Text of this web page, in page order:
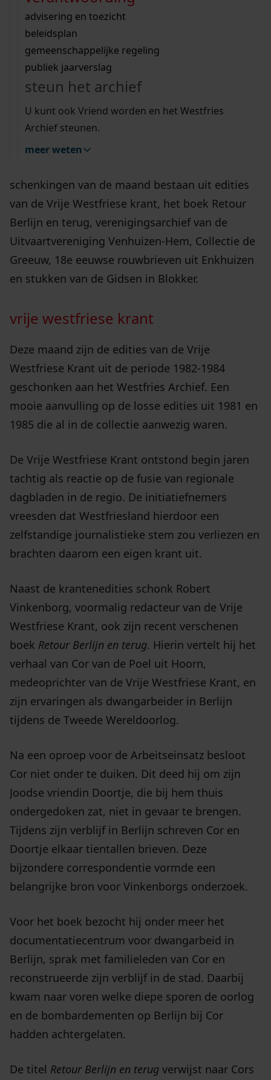
bouwvergunningen
omgevingsvergunningen
vergunningen
beeld en geluid
uitleg nodig?
Wij helpen u op weg met een aantal zoektips.
bekijk alle zoektips
Wij helpen u op weg met een aantal zoektips.
bekijk alle zoektips
bekijk ons geschiedenislokaal
advisering en toezicht
beleidsplan
gemeenschappelijke regeling
publiek jaarverslag
steun het archief
U kunt ook Vriend worden en het Westfries
Archief steunen.
meer weten
In de maand juni heeft het Westfries Archief
schenkingen van de maand bestaan uit edities
van de Vrije Westfriese krant, het boek Retour
Berlijn en terug, verenigingsarchief van de
Uitvaartvereniging Venhuizen-Hem, Collectie de
Greeuw, 18e eeuwse rouwbrieven uit Enkhuizen
en stukken van de Gidsen in Blokker.
vrije westfriese krant
Deze maand zijn de edities van de Vrije
Westfriese Krant uit de periode 1982-1984
geschonken aan het Westfries Archief. Een
mooie aanvulling op de losse edities uit 1981 en
1985 die al in de collectie aanwezig waren.
De Vrije Westfriese Krant ontstond begin jaren
tachtig als reactie op de fusie van regionale
dagbladen in de regio. De initiatiefnemers
vreesden dat Westfriesland hierdoor een
zelfstandige journalistieke stem zou verliezen en
brachten daarom een eigen krant uit.
Naast de krantenedities schonk Robert
Vinkenborg, voormalig redacteur van de Vrije
Westfriese Krant, ook zijn recent verschenen
boek Retour Berlijn en terug. Hierin vertelt hij het
verhaal van Cor van de Poel uit Hoorn,
medeoprichter van de Vrije Westfriese Krant, en
zijn ervaringen als dwangarbeider in Berlijn
tijdens de Tweede Wereldoorlog.
Na een oproep voor de Arbeitseinsatz besloot
Cor niet onder te duiken. Dit deed hij om zijn
Joodse vriendin Doortje, die bij hem thuis
ondergedoken zat, niet in gevaar te brengen.
Tijdens zijn verblijf in Berlijn schreven Cor en
Doortje elkaar tientallen brieven. Deze
bijzondere correspondentie vormde een
belangrijke bron voor Vinkenborgs onderzoek.
Voor het boek bezocht hij onder meer het
documentatiecentrum voor dwangarbeid in
Berlijn, sprak met familieleden van Cor en
reconstrueerde zijn verblijf in de stad. Daarbij
kwam naar voren welke diepe sporen de oorlog
en de bombardementen op Berlijn bij Cor
hadden achtergelaten.
De titel Retour Berlijn en terug verwijst naar Cors